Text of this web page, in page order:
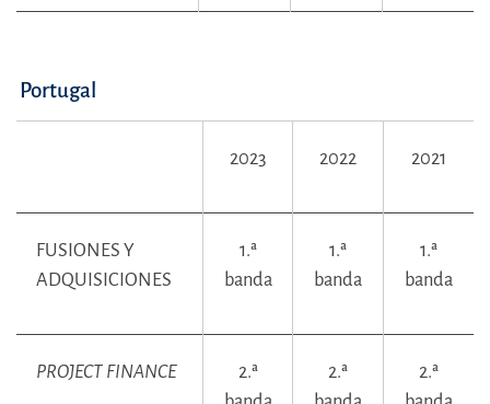
Portugal
2023 2022 2021
FUSIONES Y
ADQUISICIONES
1.ª
banda
1.ª
banda
1.ª
banda
PROJECT FINANCE
2.ª
2.ª
2.ª